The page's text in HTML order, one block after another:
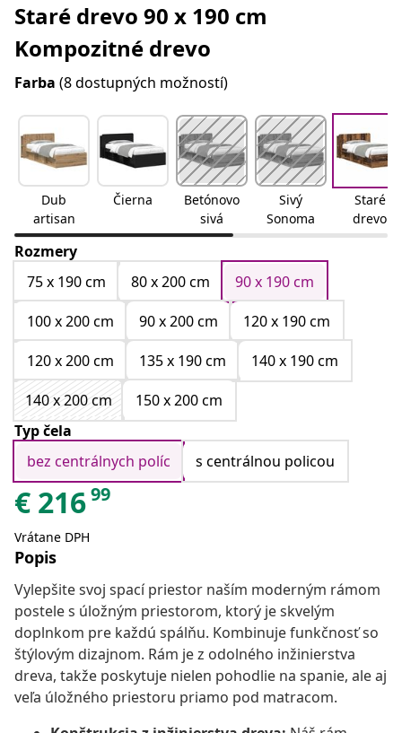
Staré drevo 90 x 190 cm
Kompozitné drevo
Farba (8 dostupných možností)
Dub
artisan
Čierna
Betónovo
sivá
Sivý
Sonoma
Staré
drevo
Rozmery
75 x 190 cm
80 x 200 cm
90 x 190 cm
100 x 200 cm
90 x 200 cm
120 x 190 cm
120 x 200 cm
135 x 190 cm
140 x 190 cm
140 x 200 cm
150 x 200 cm
Typ čela
bez centrálnych políc
s centrálnou policou
€ 21699
Vrátane DPH
Popis
Vylepšite svoj spací priestor naším moderným rámom
postele s úložným priestorom, ktorý je skvelým
doplnkom pre každú spálňu. Kombinuje funkčnosť so
štýlovým dizajnom. Rám je z odolného inžinierstva
dreva, takže poskytuje nielen pohodlie na spanie, ale aj
veľa úložného priestoru priamo pod matracom.